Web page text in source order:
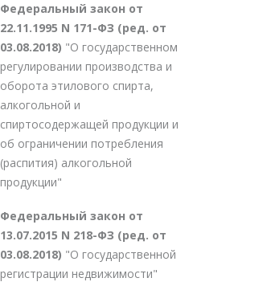
Федеральный закон от
22.11.1995 N 171-ФЗ (ред. от
03.08.2018) "О государственном
регулировании производства и
оборота этилового спирта,
алкогольной и
спиртосодержащей продукции и
об ограничении потребления
(распития) алкогольной
продукции"
Федеральный закон от
13.07.2015 N 218-ФЗ (ред. от
03.08.2018) "О государственной
регистрации недвижимости"